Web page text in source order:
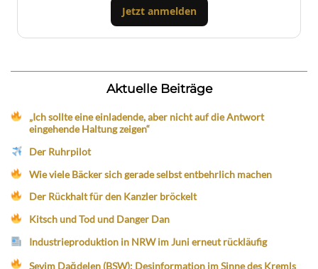
Jetzt anmelden
Aktuelle Beiträge
„Ich sollte eine einladende, aber nicht auf die Antwort
eingehende Haltung zeigen“
Der Ruhrpilot
Wie viele Bäcker sich gerade selbst entbehrlich machen
Der Rückhalt für den Kanzler bröckelt
Kitsch und Tod und Danger Dan
Industrieproduktion in NRW im Juni erneut rückläufig
Sevim Dağdelen (BSW): Desinformation im Sinne des Kremls